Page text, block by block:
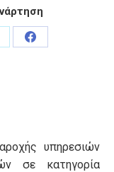
Share
υπηρεσιών
σε κατηγορία